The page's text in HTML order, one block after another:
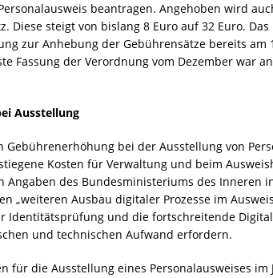
beantragen. Angehoben wird
Diese steigt von bislang 8 Euro auf 32 Euro.
zur Anhebung der Gebührensätze bereits am
Fassung der Verordnung vom Dezember war
Ausstellung
bei der Ausstellung von
Kosten für Verwaltung und beim
Angaben des Bundesministeriums des Inneren
„weiteren Ausbau digitaler Prozesse im
Identitätsprüfung und die fortschreitende
und technischen Aufwand erfordern.
für die Ausstellung eines Personalausweises im